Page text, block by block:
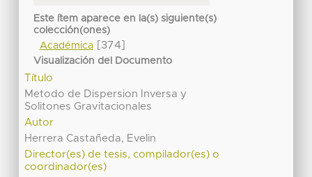
Este ítem aparece en la(s) siguiente(s)
colección(ones)
Académica[374]
Visualización del Documento
Título
Metodo de Dispersion Inversa y
Solitones Gravitacionales
Autor
Herrera Castañeda, Evelin
Director(es) de tesis, compilador(es) o
coordinador(es)